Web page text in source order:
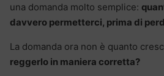
una domanda molto semplice:
davvero permetterci, prima di
La domanda ora non è quanto
reggerlo in maniera corretta?